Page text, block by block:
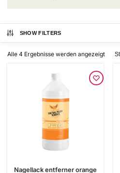
SHOW FILTERS
Alle 4 Ergebnisse werden angezeigt
Nagellack entferner orange